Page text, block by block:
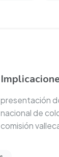
nacional de
comisión